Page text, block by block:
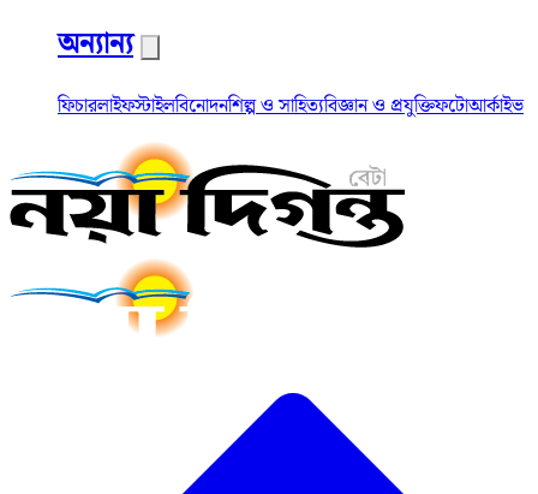
অন্যান্য
ফিচারলাইফস্টাইলবিনোদনশিল্প ও সাহিত্যবিজ্ঞান ও প্রযুক্তিফটোআর্কাইভ